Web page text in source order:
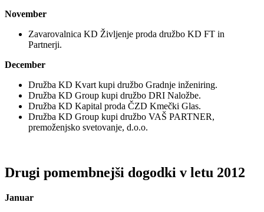
November
Zavarovalnica KD Življenje proda družbo KD FT in
Partnerji.
December
Družba KD Kvart kupi družbo Gradnje inženiring.
Družba KD Group kupi družbo DRI Naložbe.
Družba KD Kapital proda ČZD Kmečki Glas.
Družba KD Group kupi družbo VAŠ PARTNER,
premoženjsko svetovanje, d.o.o.
Drugi pomembnejši dogodki v letu 2012
Januar